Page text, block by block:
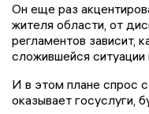
Он еще раз
жителя области, от
регламентов зависит,
сложившейся ситуации
И в этом плане спрос с
оказывает госуслуги,